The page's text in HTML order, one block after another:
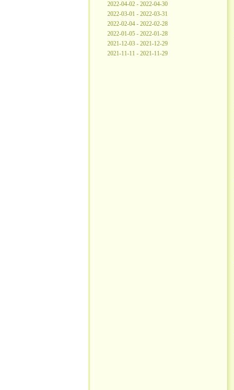
2022-04-02 - 2022-04-30
2022-03-01 - 2022-03-31
2022-02-04 - 2022-02-28
2022-01-05 - 2022-01-28
2021-12-03 - 2021-12-29
2021-11-11 - 2021-11-29